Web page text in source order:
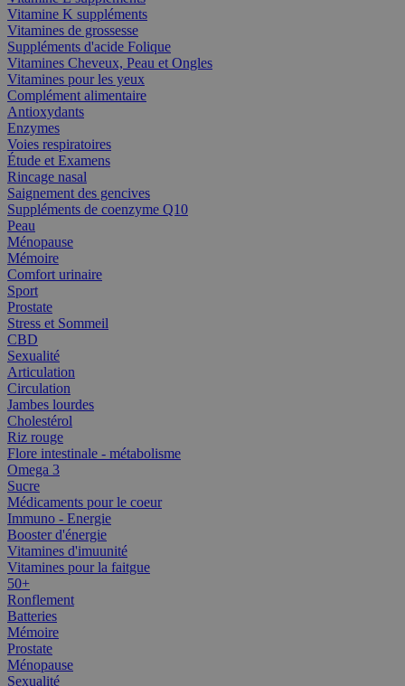
Vitamine K suppléments
Vitamines de grossesse
Suppléments d'acide Folique
Vitamines Cheveux, Peau et Ongles
Vitamines pour les yeux
Complément alimentaire
Antioxydants
Enzymes
Voies respiratoires
Étude et Examens
Rincage nasal
Saignement des gencives
Suppléments de coenzyme Q10
Peau
Ménopause
Mémoire
Comfort urinaire
Sport
Prostate
Stress et Sommeil
CBD
Sexualité
Articulation
Circulation
Jambes lourdes
Cholestérol
Riz rouge
Flore intestinale - métabolisme
Omega 3
Sucre
Médicaments pour le coeur
Immuno - Energie
Booster d'énergie
Vitamines d'imuunité
Vitamines pour la faitgue
50+
Ronflement
Batteries
Mémoire
Prostate
Ménopause
Sexualité